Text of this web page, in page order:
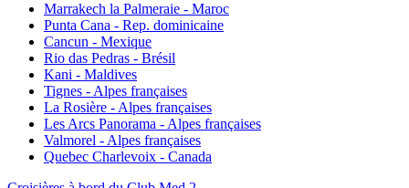
Marrakech la Palmeraie - Maroc
Punta Cana - Rep. dominicaine
Cancun - Mexique
Rio das Pedras - Brésil
Kani - Maldives
Tignes - Alpes françaises
La Rosière - Alpes françaises
Les Arcs Panorama - Alpes françaises
Valmorel - Alpes françaises
Quebec Charlevoix - Canada